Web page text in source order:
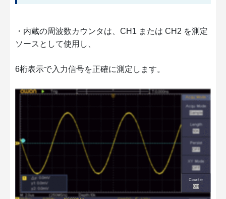
・内蔵の周波数カウンタは、CH1 または CH2 を測定
ソースとして使用し、
6桁表示で入力信号を正確に測定します。